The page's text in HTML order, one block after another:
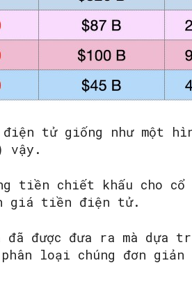
tử giống như một
vậy.
tiền chiết khấu cho cổ
giá tiền điện tử.
được đưa ra mà dựa
loại chúng đơn giản